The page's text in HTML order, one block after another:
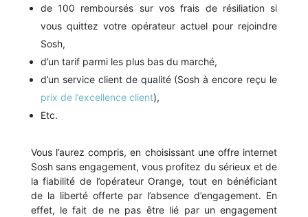
de 100 remboursés sur vos frais de résiliation si
vous quittez votre opérateur actuel pour rejoindre
Sosh,
d’un tarif parmi les plus bas du marché,
d’un service client de qualité (Sosh à encore reçu le
prix de l’excellence client),
Etc.
Vous l’aurez compris, en choisissant une offre internet
Sosh sans engagement, vous profitez du sérieux et de
la fiabilité de l’opérateur Orange, tout en bénéficiant
de la liberté offerte par l’absence d’engagement. En
effet, le fait de ne pas être lié par un engagement